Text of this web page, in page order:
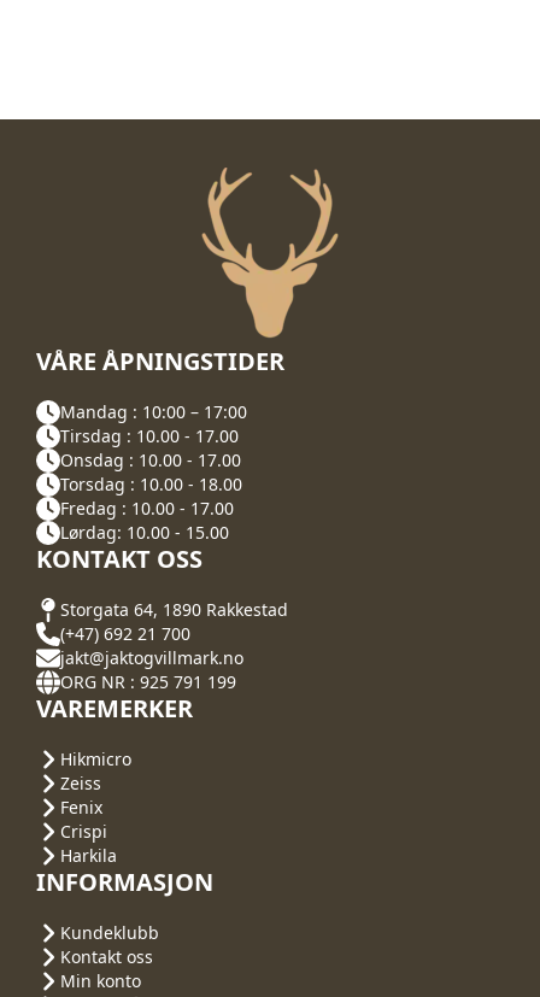
VÅRE ÅPNINGSTIDER
Mandag : 10:00 – 17:00
Tirsdag : 10.00 - 17.00
Onsdag : 10.00 - 17.00
Torsdag : 10.00 - 18.00
Fredag : 10.00 - 17.00
Lørdag: 10.00 - 15.00
KONTAKT OSS
Storgata 64, 1890 Rakkestad
(+47) 692 21 700
jakt@jaktogvillmark.no
ORG NR : 925 791 199
VAREMERKER
Hikmicro
Zeiss
Fenix
Crispi
Harkila
INFORMASJON
Kundeklubb
Kontakt oss
Min konto